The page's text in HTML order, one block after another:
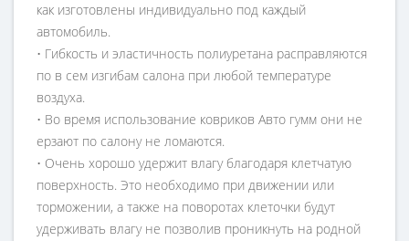
как изготовлены индивидуально под каждый
автомобиль.
• Гибкость и эластичность полиуретана расправляются
по в сем изгибам салона при любой температуре
воздуха.
• Во время использование ковриков Авто гумм они не
ерзают по салону не ломаются.
• Очень хорошо удержит влагу благодаря клетчатую
поверхность. Это необходимо при движении или
торможении, а также на поворотах клеточки будут
удерживать влагу не позволив проникнуть на родной